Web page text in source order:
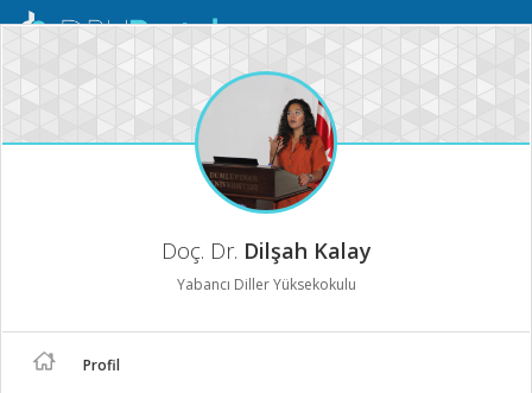
Mobil
Doç. Dr. Dilşah Kalay
Yabancı Diller Yüksekokulu
Profil